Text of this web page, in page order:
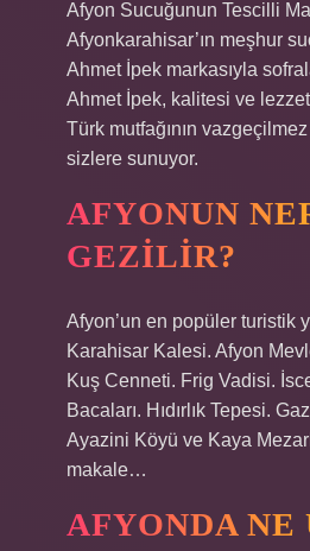
Afyon Sucuğunun Tescilli
Afyonkarahisar’ın meşhur
Ahmet İpek markasıyla
Ahmet İpek, kalitesi ve
Türk mutfağının
sizlere sunuyor.
AFYONUN
GEZILIR?
Afyon’un en popüler turistik
Karahisar Kalesi. Afyon
Kuş Cenneti. Frig Vadisi.
Bacaları. Hıdırlık Tepesi.
Ayazini Köyü ve Kaya
makale…
AFYONDA NE